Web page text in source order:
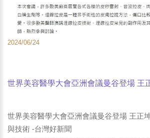
2024/06/24
世界美容醫學大會亞洲會議曼谷登場 王
世界美容醫學大會亞洲會議曼谷登場 王正
與技術 -台灣好新聞